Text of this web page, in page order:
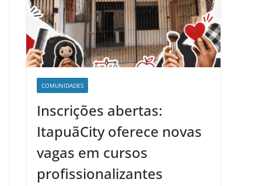
COMUNIDADES
Inscrições abertas:
ItapuãCity oferece novas
vagas em cursos
profissionalizantes